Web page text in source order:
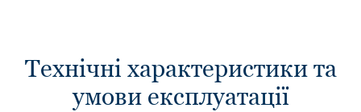
Технічні характеристики та
умови експлуатації